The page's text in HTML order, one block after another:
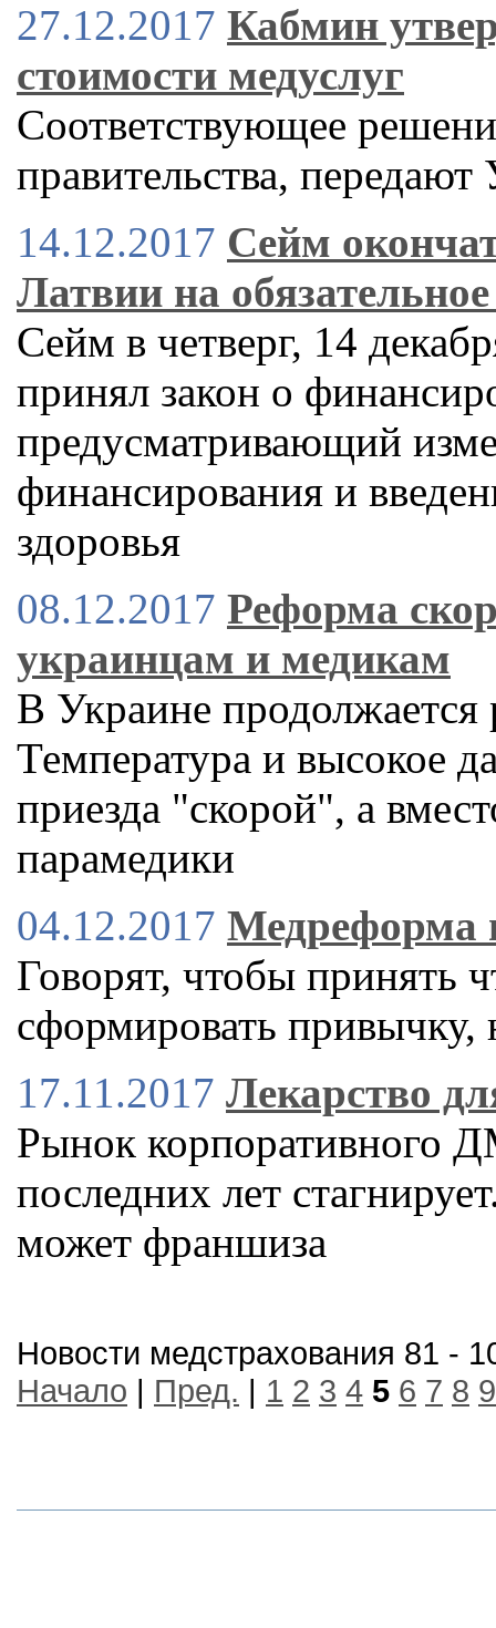
27.12.2017 Кабмин
стоимости медуслуг
Соответствующее
правительства, передают
14.12.2017 Сейм
Латвии на
Сейм в четверг, 14
принял закон о
предусматривающий
финансирования и
здоровья
08.12.2017 Реформа
украинцам и медикам
В Украине
Температура и высокое
приезда "скорой", а
парамедики
04.12.2017 Медреформа
Говорят, чтобы принять
сформировать привычку,
17.11.2017 Лекарство
Рынок корпоративного
последних лет
может франшиза
Новости медстрахования 81 -
Начало | Пред. | 1 2 3 4 5 6 7 8 9